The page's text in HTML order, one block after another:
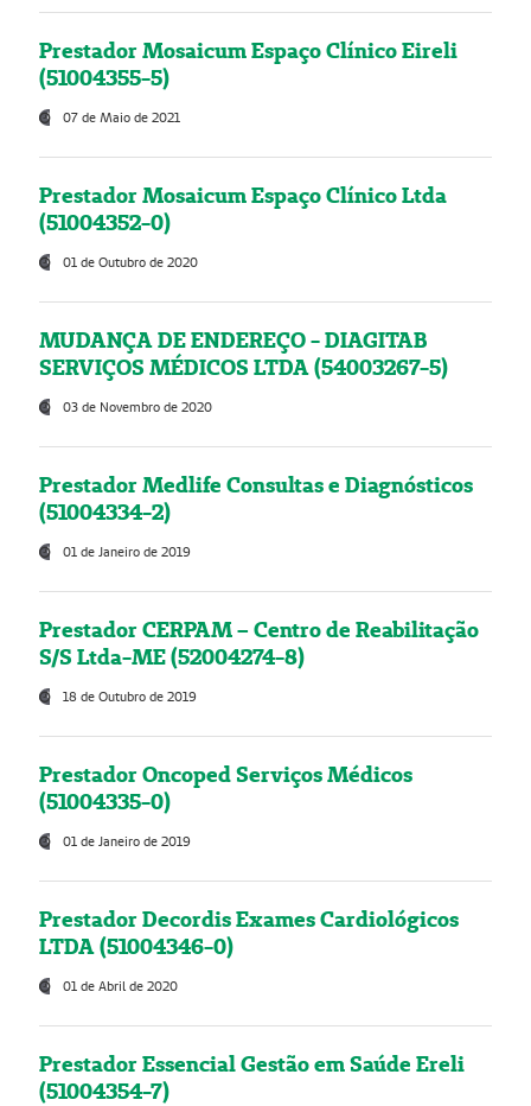
Prestador Mosaicum Espaço Clínico Eireli
(51004355-5)
07 de Maio de 2021
Prestador Mosaicum Espaço Clínico Ltda
(51004352-0)
01 de Outubro de 2020
MUDANÇA DE ENDEREÇO - DIAGITAB
SERVIÇOS MÉDICOS LTDA (54003267-5)
03 de Novembro de 2020
Prestador Medlife Consultas e Diagnósticos
(51004334-2)
01 de Janeiro de 2019
Prestador CERPAM – Centro de Reabilitação
S/S Ltda-ME (52004274-8)
18 de Outubro de 2019
Prestador Oncoped Serviços Médicos
(51004335-0)
01 de Janeiro de 2019
Prestador Decordis Exames Cardiológicos
LTDA (51004346-0)
01 de Abril de 2020
Prestador Essencial Gestão em Saúde Ereli
(51004354-7)